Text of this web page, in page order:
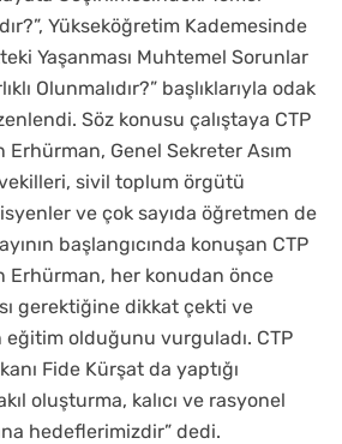
Yükseköğretim Kademesinde
Yaşanması Muhtemel Sorunlar
Olunmalıdır?” başlıklarıyla odak
Söz konusu çalıştaya CTP
Erhürman, Genel Sekreter Asım
sivil toplum örgütü
ve çok sayıda öğretmen de
başlangıcında konuşan CTP
Erhürman, her konudan önce
gerektiğine dikkat çekti ve
eğitim olduğunu vurguladı. CTP
Fide Kürşat da yaptığı
oluşturma, kalıcı ve rasyonel
hedeflerimizdir” dedi.